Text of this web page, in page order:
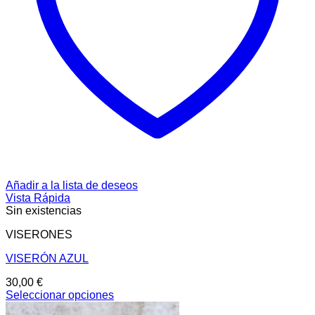
Añadir a la lista de deseos
Vista Rápida
Sin existencias
VISERONES
VISERÓN AZUL
30,00 €
Seleccionar opciones